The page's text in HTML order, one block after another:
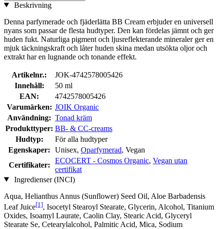
Beskrivning
Denna parfymerade och fjäderlätta BB Cream erbjuder en universell
nyans som passar de flesta hudtyper. Den kan fördelas jämnt och ger
huden fukt. Naturliga pigment och ljusreflekterande mineraler ger en
mjuk täckningskraft och låter huden skina medan utsökta oljor och
extrakt har en lugnande och tonande effekt.
Artikelnr.:
JOK-4742578005426
Innehåll:
50 ml
EAN:
4742578005426
Varumärken: JOIK Organic
Användning: Tonad kräm
Produkttyper: BB- & CC-creams
Hudtyp:
För alla hudtyper
Egenskaper:
Unisex, Oparfymerad, Vegan
Certifikater:
ECOCERT - Cosmos Organic, Vegan utan
certifikat
Ingredienser (INCI)
Aqua, Helianthus Annus (Sunflower) Seed Oil, Aloe Barbadensis
Leaf Juice[1], Isocetyl Stearoyl Stearate, Glycerin, Alcohol, Titanium
Oxides, Isoamyl Laurate, Caolin Clay, Stearic Acid, Glyceryl
Stearate Se, Cetearylalcohol, Palmitic Acid, Mica, Sodium